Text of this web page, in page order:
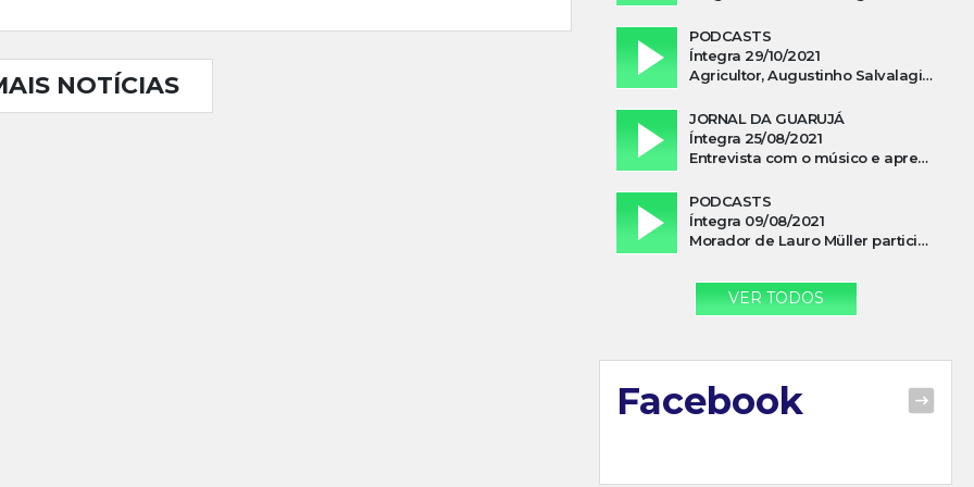
NOTÍCIAS
PODCASTS
Íntegra 29/10/2021
Agricultor, Augustinho Salvalagio, relata sobre aparição do Cavaleiro Negro no Rio das Furnas
JORNAL DA GUARUJÁ
Íntegra 25/08/2021
Entrevista com o músico e apresentador, Lismael Ferrareis, no Cidade e Campo
PODCASTS
Íntegra 09/08/2021
Morador de Lauro Müller participa de motociata em apoio a Bolsonaro
VER TODOS
Facebook